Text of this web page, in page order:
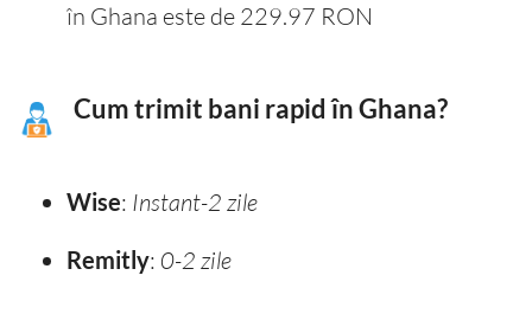
în Ghana este de 229.97 RON
Cum trimit bani rapid în Ghana?
Wise: Instant-2 zile
Remitly: 0-2 zile